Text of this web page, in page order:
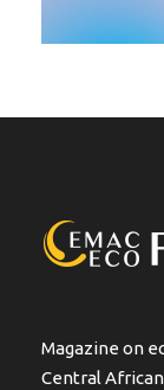
Magazine on
Central